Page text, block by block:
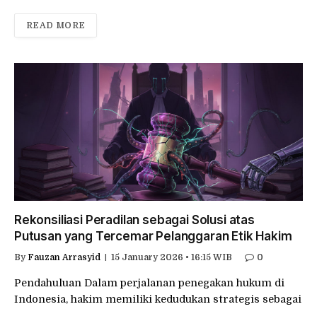
READ MORE
Rekonsiliasi Peradilan sebagai Solusi atas
Putusan yang Tercemar Pelanggaran Etik Hakim
By Fauzan Arrasyid 15 January 2026 • 16:15 WIB 0
Pendahuluan Dalam perjalanan penegakan hukum di
Indonesia, hakim memiliki kedudukan strategis sebagai